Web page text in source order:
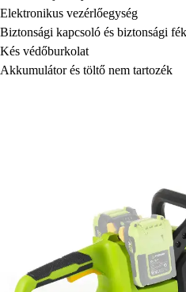
Elektronikus vezérlőegység
Biztonsági kapcsoló és biztonsági fék
Kés védőburkolat
Akkumulátor és töltő nem tartozék